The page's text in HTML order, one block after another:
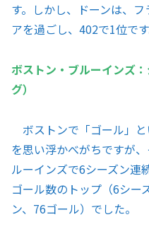
す。しかし、ドーンは、
アを過ごし、402で1位です
ボストン・ブルーインズ
グ）
ボストンで「ゴール」
を思い浮かべがちですが
ルーインズで6シーズン連
ゴール数のトップ（6シー
ン、76ゴール）でした。